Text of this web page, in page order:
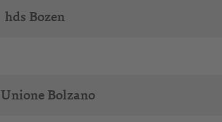
hds Bozen
Unione Bolzano